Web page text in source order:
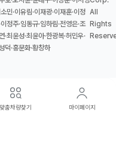
민·이유림·이재광·이재훈·이정
이정주·임동규·임하림·전영은·조
·최윤성·최윤아·한광복·허민우·
덕·홍문화·황창하
All
Rights
맞춤차량찾기 마이페이지